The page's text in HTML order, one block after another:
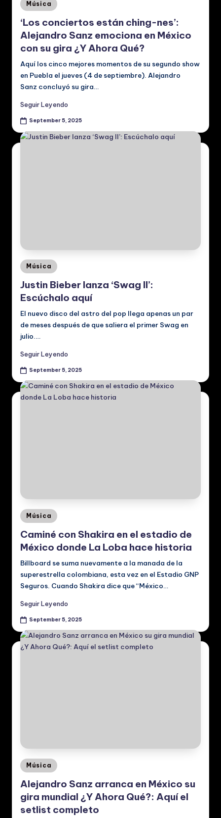
Posted
in
Música
‘Los conciertos están ching-nes’:
Alejandro Sanz emociona en México
con su gira ¿Y Ahora Qué?
Aquí los cinco mejores momentos de su segundo show
en Puebla el jueves (4 de septiembre). Alejandro
Sanz concluyó su gira…
Seguir Leyendo
September 5, 2025
Posted
in
Música
Justin Bieber lanza ‘Swag II’:
Escúchalo aquí
El nuevo disco del astro del pop llega apenas un par
de meses después de que saliera el primer Swag en
julio.…
Seguir Leyendo
September 5, 2025
Posted
in
Música
Caminé con Shakira en el estadio de
México donde La Loba hace historia
Billboard se suma nuevamente a la manada de la
superestrella colombiana, esta vez en el Estadio GNP
Seguros. Cuando Shakira dice que “México…
Seguir Leyendo
September 5, 2025
Posted
in
Música
Alejandro Sanz arranca en México su
gira mundial ¿Y Ahora Qué?: Aquí el
setlist completo